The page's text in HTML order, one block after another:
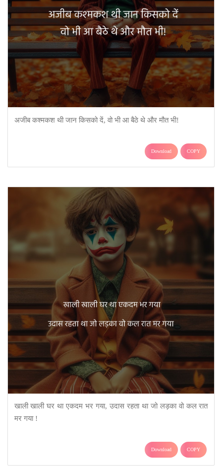
अजीब कश्मकश थी जान किसको दें, वो भी आ बैठे थे और मौत भी!
Download COPY
खाली खाली घर था एकदम भर गया, उदास रहता था जो लड़का वो कल रात
मर गया !
Download COPY